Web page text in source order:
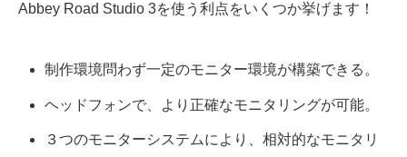
Abbey Road Studio 3を使う利点をいくつか挙げます！
制作環境問わず一定のモニター環境が構築できる。
ヘッドフォンで、より正確なモニタリングが可能。
３つのモニターシステムにより、相対的なモニタリ